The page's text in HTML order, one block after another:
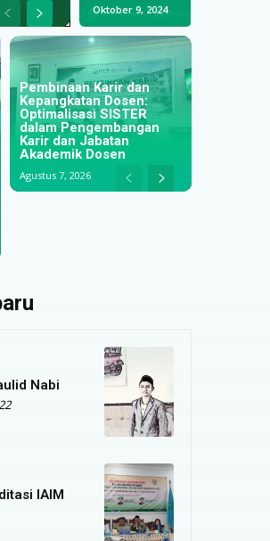
9, 2024 Juli 13, 2025
Optimalisasi
Pengawasan
Ibadah untuk
Meningkatkan
Kualitas
Perkuat
Kualitas
Tridharma;
UINSI
Samarinda
Pembinaan Karir dan
Kepangkatan Dosen:
Optimalisasi SISTER
dalam Pengembangan
Karir dan Jabatan
Akademik Dosen
Agustus 7, 2026
Nabi
IAIM